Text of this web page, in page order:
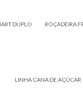
DUPLO ROÇADEIRA
LINHA CANA DE AÇÚCAR